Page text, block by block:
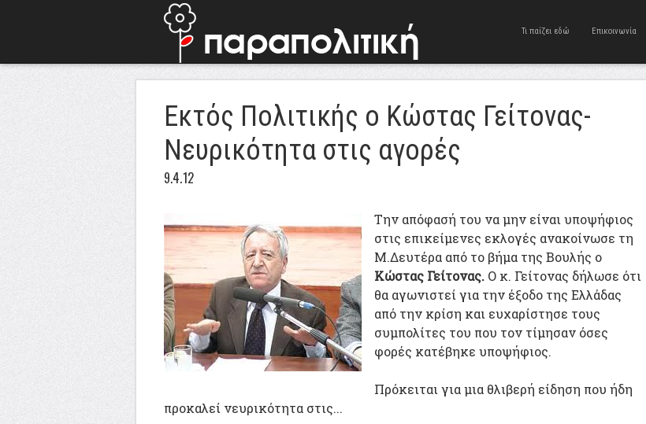
Τι παίζει εδώ Επικοινωνία
Eκτός Πολιτικής ο Κώστας Γείτονας-
Νευρικότητα στις αγορές
9.4.12
Την απόφασή του να μην είναι υποψήφιος
στις επικείμενες εκλογές ανακοίνωσε τη
Μ.Δευτέρα από το βήμα της Βουλής ο
Κώστας Γείτονας. Ο κ. Γείτονας δήλωσε ότι
θα αγωνιστεί για την έξοδο της Ελλάδας
από την κρίση και ευχαρίστησε τους
συμπολίτες του που τον τίμησαν όσες
φορές κατέβηκε υποψήφιος.
Πρόκειται για μια θλιβερή είδηση που ήδη
προκαλεί νευρικότητα στις...